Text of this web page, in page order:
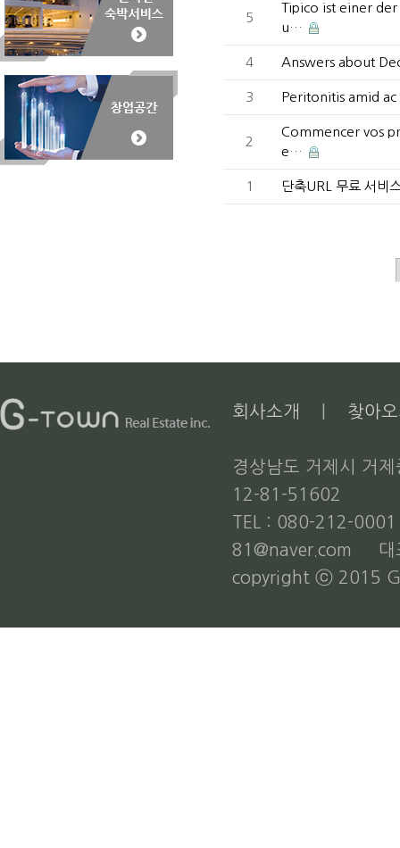
5
Tipico ist einer
u…
4 Answers about
3 Peritonitis amid ac
2
Commencer vos
e…
1 단축URL 무료 서비
회사소개 찾아
경상남도 거제시 거
12-81-51602
TEL : 080-212-
81@naver.com 대
copyright ⓒ 2015